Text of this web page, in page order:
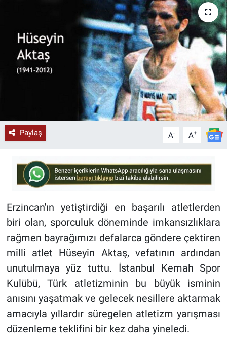
Paylaş A- A+
Erzincan'ın yetiştirdiği en başarılı atletlerden
biri olan, sporculuk döneminde imkansızlıklara
rağmen bayrağımızı defalarca göndere çektiren
milli atlet Hüseyin Aktaş, vefatının ardından
unutulmaya yüz tuttu. İstanbul Kemah Spor
Kulübü, Türk atletizminin bu büyük isminin
anısını yaşatmak ve gelecek nesillere aktarmak
amacıyla yıllardır süregelen atletizm yarışması
düzenleme teklifini bir kez daha yineledi.
RESMİ İLAN